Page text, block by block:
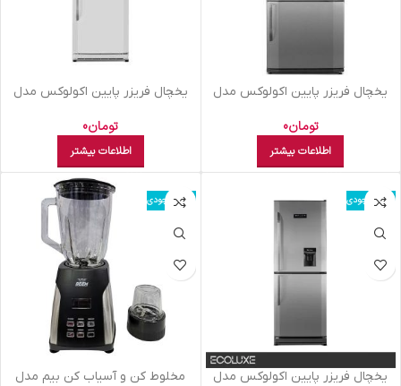
يخچال فريزر پايين اکولوکس مدل
تومان0
اطلاعات بیشتر
يخچال فريزر پايين اکولوکس مدل
تومان0
اطلاعات بیشتر
اتمام موجودی
يخچال فريزر پايين اکولوکس مدل
اتمام موجودی
مخلوط کن و آسیاب کن بیم مدل